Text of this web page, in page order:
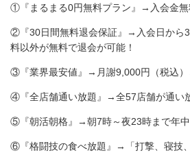
①『まるまる0円無料プラン』→入会金無
②『30日間無料退会保証』→入会日から
料以外が無料で退会が可能！
③『業界最安値』→月謝9,000円（税込）
④『全店舗通い放題』→全57店舗が通い
⑤『朝活朝格』→朝7時～夜23時まで年中
⑥『格闘技の食べ放題』→「打撃、寝技